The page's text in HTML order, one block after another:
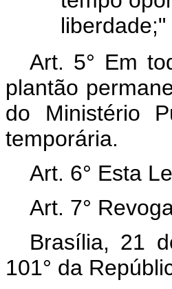
liberdade;"
Art. 5° Em
plantão
do Ministério
temporária.
Art. 6° Esta
Art. 7°
Brasília, 21
101° da